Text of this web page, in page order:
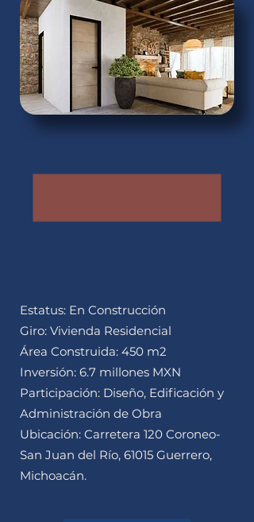
Estatus: En Construcción
Giro: Vivienda Residencial
Área Construida: 450 m2
Inversión: 6.7 millones MXN
Participación: Diseño, Edificación y
Administración de Obra
Ubicación: Carretera 120 Coroneo-
San Juan del Río, 61015 Guerrero,
Michoacán.